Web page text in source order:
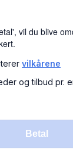
vil du blive
vilkårene
og tilbud pr.
Betal